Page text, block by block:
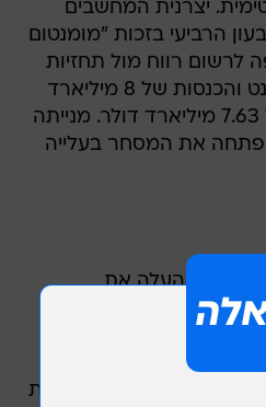
יצרנית המחשבים
הרביעי בזכות "מומנטום
לרשום רווח מול תחזיות
קודמות להפסד של 3 סנט והכנסות של 8 מיליארד
דולר, לעומת תחזיות של 7.63 מיליארד דולר. מנייתה
לאחר שפתחה את המסחר בעלייה
סטיבנס העלה את
דל ל"קנייה", בנימוק
החברה מביקוש גדול
כן אמר הבנק, כי דל
בשנה הקרובה, והעלה את